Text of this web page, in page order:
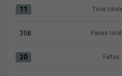
Tiros totales:CD Leganés 11
11 Tiros
Pases totales:CD Leganés
308 Pases
Faltas:CD Leganés 20 versus
20 Faltas